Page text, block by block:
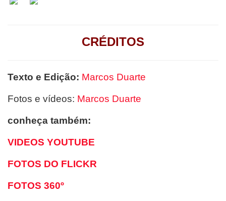
CRÉDITOS
Texto e Edição: Marcos Duarte
Fotos e vídeos: Marcos Duarte
conheça também:
VIDEOS YOUTUBE
FOTOS DO FLICKR
FOTOS 360º